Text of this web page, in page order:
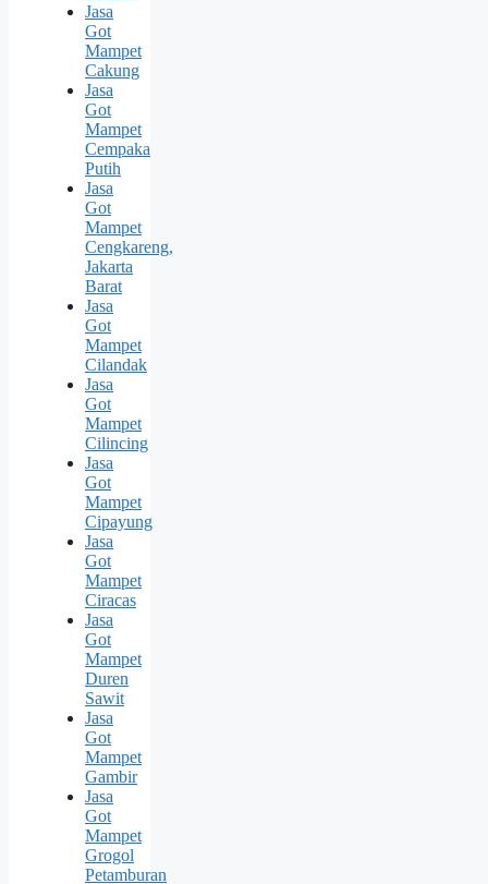
Jasa
Got
Mampet
Cakung
Jasa
Got
Mampet
Cempaka
Putih
Jasa
Got
Mampet
Cengkareng,
Jakarta
Barat
Jasa
Got
Mampet
Cilandak
Jasa
Got
Mampet
Cilincing
Jasa
Got
Mampet
Cipayung
Jasa
Got
Mampet
Ciracas
Jasa
Got
Mampet
Duren
Sawit
Jasa
Got
Mampet
Gambir
Jasa
Got
Mampet
Grogol
Petamburan